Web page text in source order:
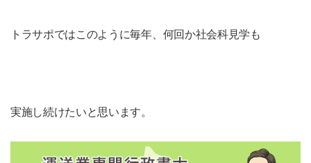
トラサポではこのように毎年、何回か社会科見学も
実施し続けたいと思います。